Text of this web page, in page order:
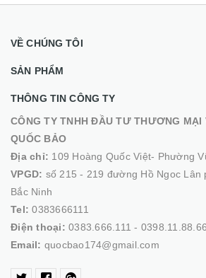
VỀ CHÚNG TÔI
SẢN PHẨM
THÔNG TIN CÔNG TY
CÔNG TY TNHH ĐẦU TƯ THƯƠNG MẠI
QUỐC BẢO
Địa chỉ: 109 Hoàng Quốc Việt- Phường
VPGD: số 215 - 219 đường Hồ Ngoc Lân
Bắc Ninh
Tel:0383666111
Điện thoại: 0383.666.111 - 0398.11.88.66
Email: quocbao174@gmail.com